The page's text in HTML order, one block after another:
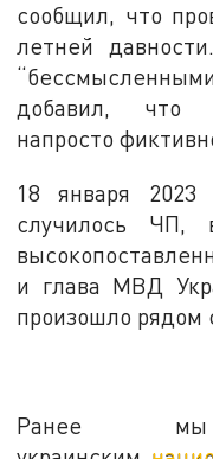
сообщил, что
летней
добавил, что
напросто
18 января 2023
случилось ЧП,
и глава МВД
произошло рядом
Ранее